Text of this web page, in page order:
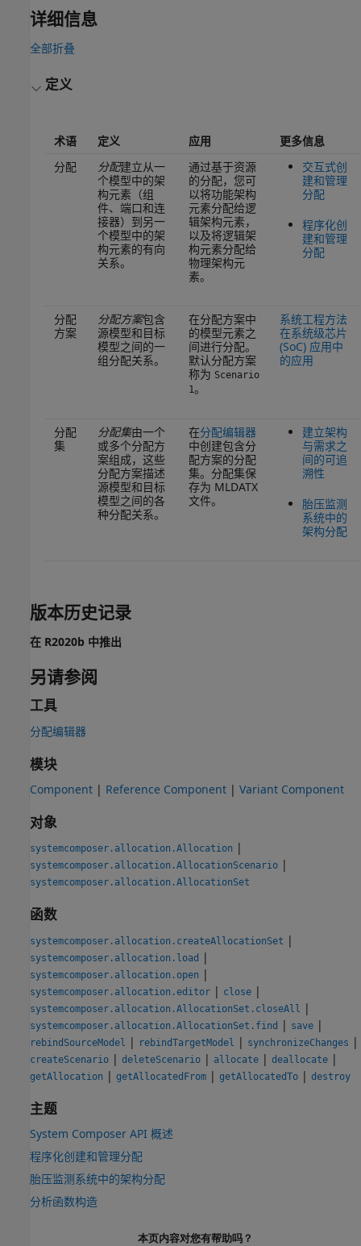
详细信息
全部折叠
定义
术语 定义 应用
更多信息
分配
分配建立从一
个模型中的架
构元素（组
件、端口和连
接器）到另一
个模型中的架
构元素的有向
关系。
通过基于资源
的分配，您可
以将功能架构
元素分配给逻
辑架构元素，
以及将逻辑架
构元素分配给
物理架构元
素。
交互式创
建和管理
分配
程序化创
建和管理
分配
分配
方案
分配方案包含
源模型和目标
模型之间的一
组分配关系。
在分配方案中
的模型元素之
间进行分配。
默认分配方案
称为 Scenario
1。
系统工程方法
在系统级芯片
(SoC) 应用中
的应用
分配
集
分配集由一个
或多个分配方
案组成，这些
分配方案描述
源模型和目标
模型之间的各
种分配关系。
在分配编辑器
中创建包含分
配方案的分配
集。分配集保
存为 MLDATX
文件。
建立架构
与需求之
间的可追
溯性
胎压监测
系统中的
架构分配
版本历史记录
在 R2020b 中推出
另请参阅
工具
分配编辑器
模块
Component | Reference Component | Variant Component
对象
systemcomposer.allocation.Allocation |
systemcomposer.allocation.AllocationScenario |
systemcomposer.allocation.AllocationSet
函数
systemcomposer.allocation.createAllocationSet |
systemcomposer.allocation.load |
systemcomposer.allocation.open |
systemcomposer.allocation.editor | close |
systemcomposer.allocation.AllocationSet.closeAll |
systemcomposer.allocation.AllocationSet.find | save |
rebindSourceModel | rebindTargetModel | synchronizeChanges |
createScenario | deleteScenario | allocate | deallocate |
getAllocation | getAllocatedFrom | getAllocatedTo | destroy
主题
System Composer API 概述
程序化创建和管理分配
胎压监测系统中的架构分配
分析函数构造
本页内容对您有帮助吗？